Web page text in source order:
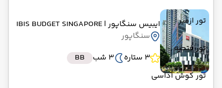
تور ازمیر
تور فتحیه
تور کوش آداسی
ایبیس سنگاپور| IBIS BUDGET SINGAPORE
سنگاپور
3 ستاره
3 شب BB